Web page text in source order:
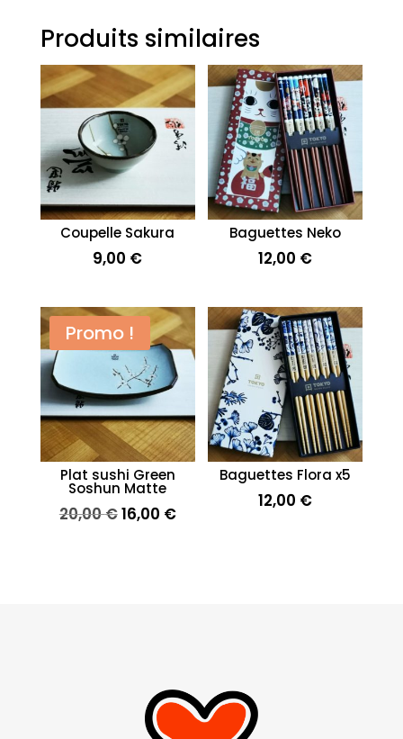
Produits similaires
Coupelle Sakura
9,00 €
Baguettes Neko
12,00 €
Promo !
Plat sushi Green
Soshun Matte
20,00€Le
16,00 €Le
Baguettes Flora x5
12,00 €